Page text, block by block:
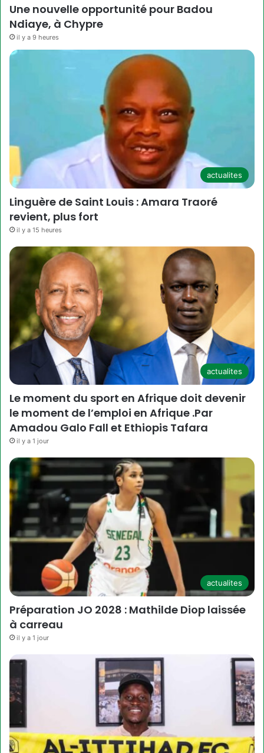
Une nouvelle opportunité pour Badou
Ndiaye, à Chypre
il y a 9 heures
actualites
Linguère de Saint Louis : Amara Traoré
revient, plus fort
il y a 15 heures
actualites
Le moment du sport en Afrique doit devenir
le moment de l’emploi en Afrique .Par
Amadou Galo Fall et Ethiopis Tafara
il y a 1 jour
actualites
Préparation JO 2028 : Mathilde Diop laissée
à carreau
il y a 1 jour